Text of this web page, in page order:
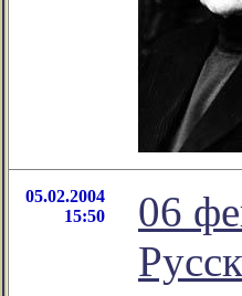
05.02.2004
15:50
06